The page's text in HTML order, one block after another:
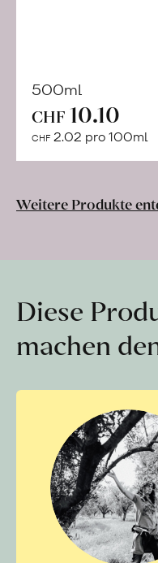
500ml
CHF 10.10
CHF 2.02 pro 100ml
Weitere Produkte
Diese
machen